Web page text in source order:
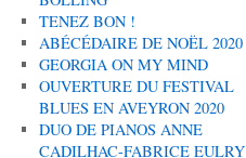
TENEZ BON !
ABÉCÉDAIRE DE NOËL 2020
GEORGIA ON MY MIND
OUVERTURE DU FESTIVAL
BLUES EN AVEYRON 2020
DUO DE PIANOS ANNE
CADILHAC-FABRICE EULRY